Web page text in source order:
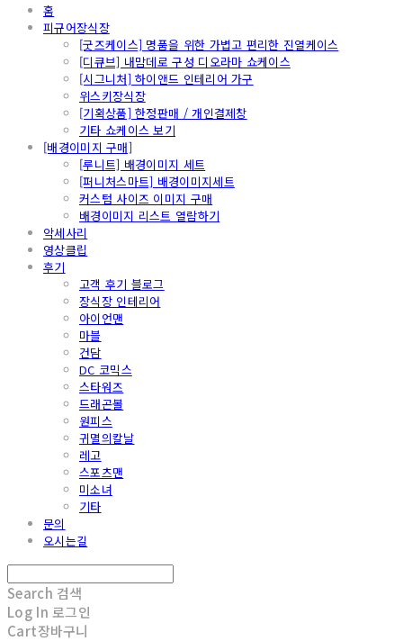
홈
피규어장식장
[굿즈케이스] 명품을 위한 가볍고 편리한 진열케이스
[디큐브] 내맘데로 구성 디오라마 쇼케이스
[시그니처] 하이앤드 인테리어 가구
위스키장식장
[기획상품] 한정판매 / 개인결제창
기타 쇼케이스 보기
[배경이미지 구매]
[루니트] 배경이미지 세트
[퍼니처스마트] 배경이미지세트
커스텀 사이즈 이미지 구매
배경이미지 리스트 열람하기
악세사리
영상클립
후기
고객 후기 블로그
장식장 인테리어
아이언맨
마블
건담
DC 코믹스
스타워즈
드래곤볼
원피스
귀멸의칼날
레고
스포츠맨
미소녀
기타
문의
오시는길
Search 검색
Log In 로그인
Cart장바구니